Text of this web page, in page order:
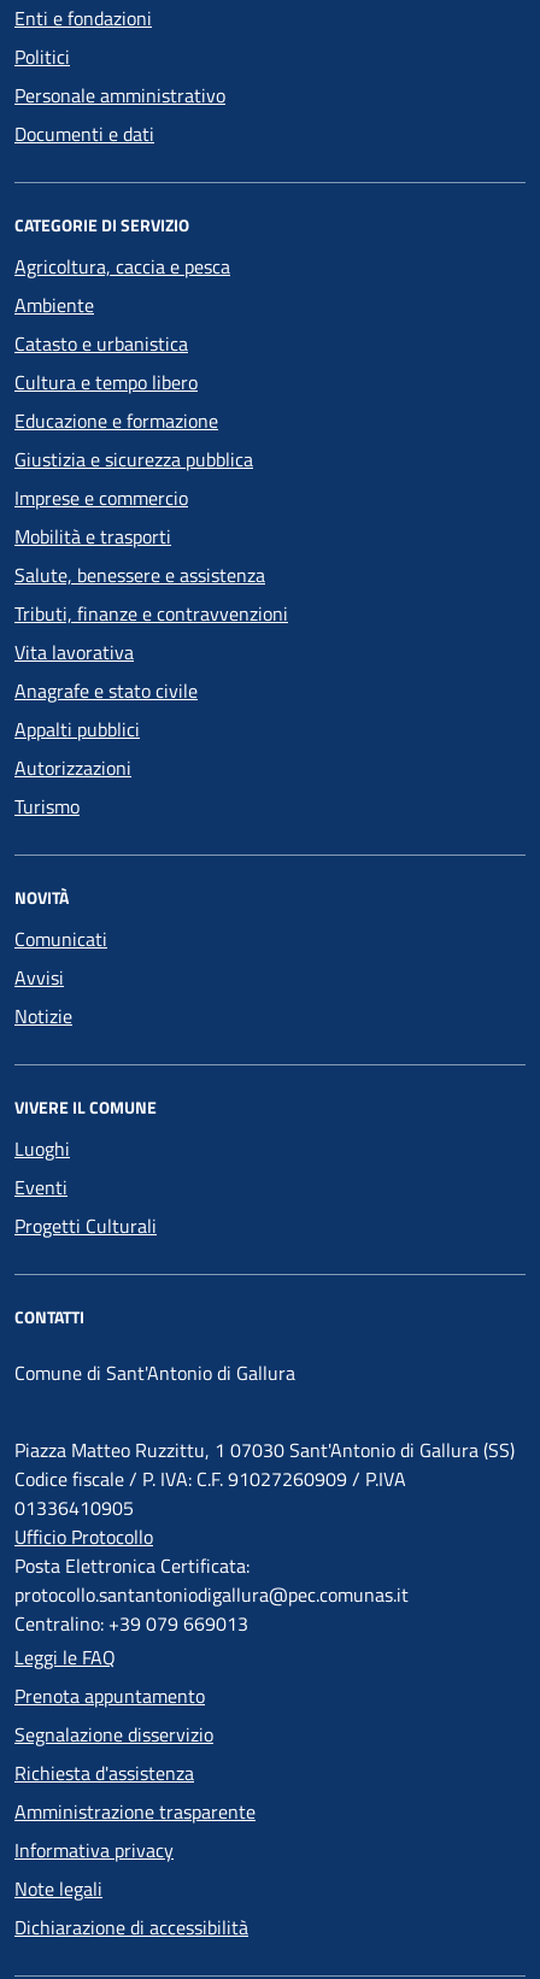
Enti e fondazioni
Politici
Personale amministrativo
Documenti e dati
CATEGORIE DI SERVIZIO
Agricoltura, caccia e pesca
Ambiente
Catasto e urbanistica
Cultura e tempo libero
Educazione e formazione
Giustizia e sicurezza pubblica
Imprese e commercio
Mobilità e trasporti
Salute, benessere e assistenza
Tributi, finanze e contravvenzioni
Vita lavorativa
Anagrafe e stato civile
Appalti pubblici
Autorizzazioni
Turismo
NOVITÀ
Comunicati
Avvisi
Notizie
VIVERE IL COMUNE
Luoghi
Eventi
Progetti Culturali
CONTATTI
Comune di Sant'Antonio di Gallura
Piazza Matteo Ruzzittu, 1 07030 Sant'Antonio di Gallura (SS)
Codice fiscale / P. IVA: C.F. 91027260909 / P.IVA
01336410905
Ufficio Protocollo
Posta Elettronica Certificata:
protocollo.santantoniodigallura@pec.comunas.it
Centralino: +39 079 669013
Leggi le FAQ
Prenota appuntamento
Segnalazione disservizio
Richiesta d'assistenza
Amministrazione trasparente
Informativa privacy
Note legali
Dichiarazione di accessibilità